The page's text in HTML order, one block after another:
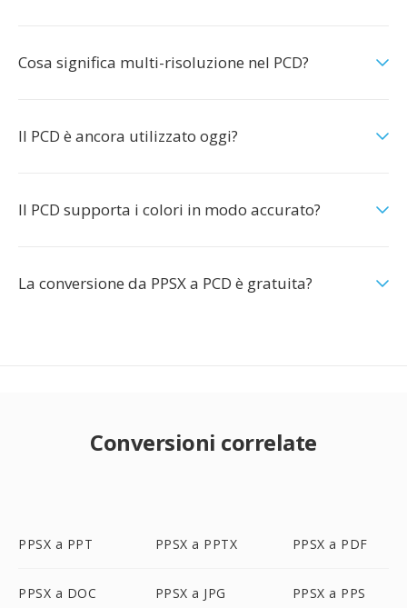
Cosa significa multi-risoluzione nel PCD?
Il PCD è ancora utilizzato oggi?
Il PCD supporta i colori in modo accurato?
La conversione da PPSX a PCD è gratuita?
Conversioni correlate
PPSX a PPT PPSX a PPTX PPSX a PDF
PPSX a DOC PPSX a JPG PPSX a PPS